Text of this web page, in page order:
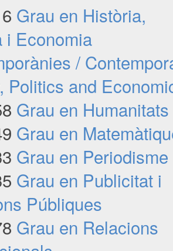
Grau en Història,
i Economia
/
Politics and
Grau en Humanitats
Grau en
Grau en Periodisme
Grau en Publicitat i
Públiques
Grau en Relacions